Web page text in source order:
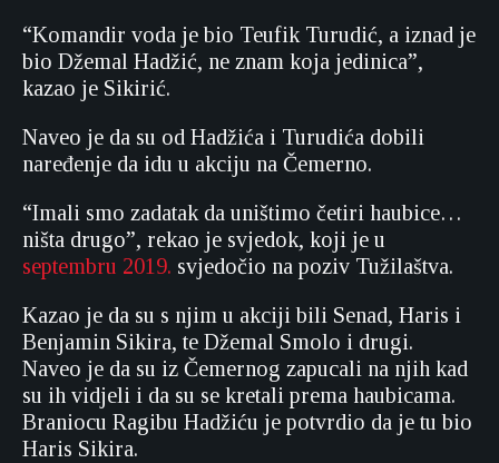
“Komandir voda je bio Teufik Turudić, a iznad je
bio Džemal Hadžić, ne znam koja jedinica”,
kazao je Sikirić.
Naveo je da su od Hadžića i Turudića dobili
naređenje da idu u akciju na Čemerno.
“Imali smo zadatak da uništimo četiri haubice…
ništa drugo”, rekao je svjedok, koji je u
septembru 2019. svjedočio na poziv Tužilaštva.
Kazao je da su s njim u akciji bili Senad, Haris i
Benjamin Sikira, te Džemal Smolo i drugi.
Naveo je da su iz Čemernog zapucali na njih kad
su ih vidjeli i da su se kretali prema haubicama.
Braniocu Ragibu Hadžiću je potvrdio da je tu bio
Haris Sikira.